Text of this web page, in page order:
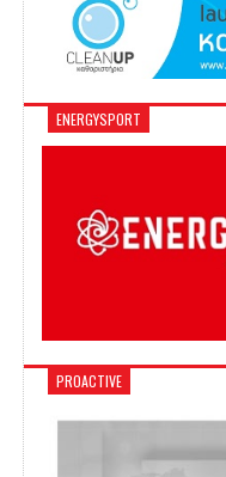
ENERGYSPORT
PROACTIVE